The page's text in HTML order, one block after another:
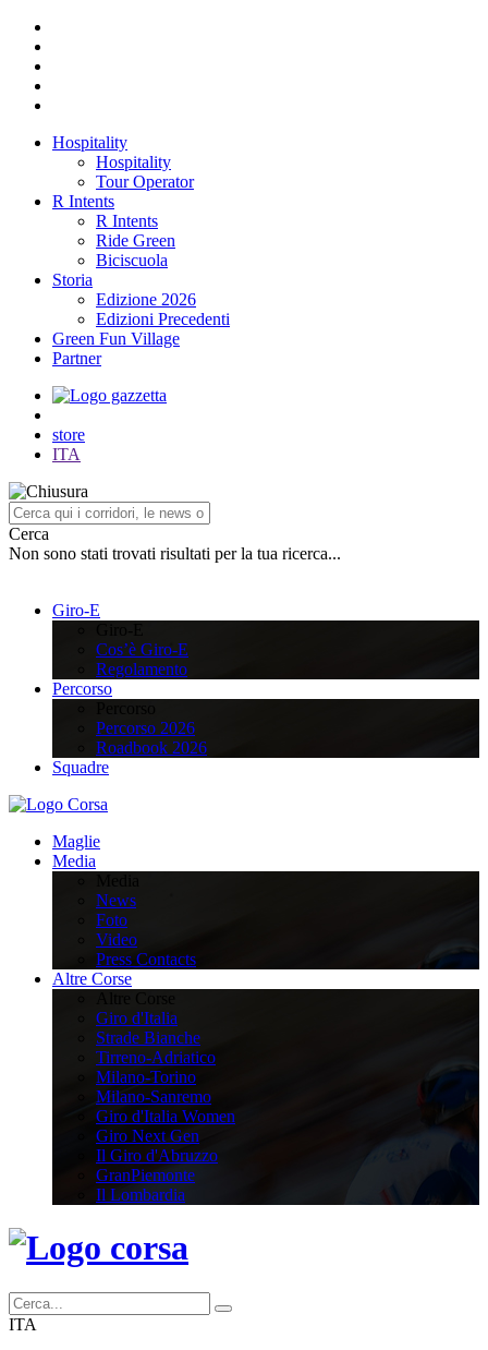
Hospitality
Hospitality
Tour Operator
R Intents
R Intents
Ride Green
Biciscuola
Storia
Edizione 2026
Edizioni Precedenti
Green Fun Village
Partner
store
ITA
Cerca
Non sono stati trovati risultati per la tua ricerca...
Giro-E
Cos’è Giro-E
Regolamento
Percorso
Percorso 2026
Roadbook 2026
Squadre
Maglie
Media
News
Foto
Video
Press Contacts
Altre Corse
Giro d'Italia
Strade Bianche
Tirreno-Adriatico
Milano-Torino
Milano-Sanremo
Giro d'Italia Women
Giro Next Gen
Il Giro d'Abruzzo
GranPiemonte
Il Lombardia
ITA